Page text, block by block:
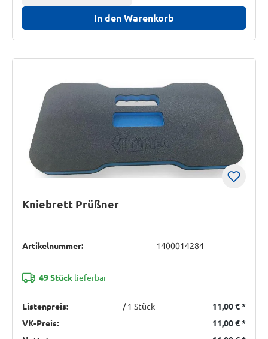
In den Warenkorb
Kniebrett Prüßner
Artikelnummer: 1400014284
49 Stück lieferbar
Listenpreis: / 1 Stück 11,00 €*
VK-Preis:
11,00 €*